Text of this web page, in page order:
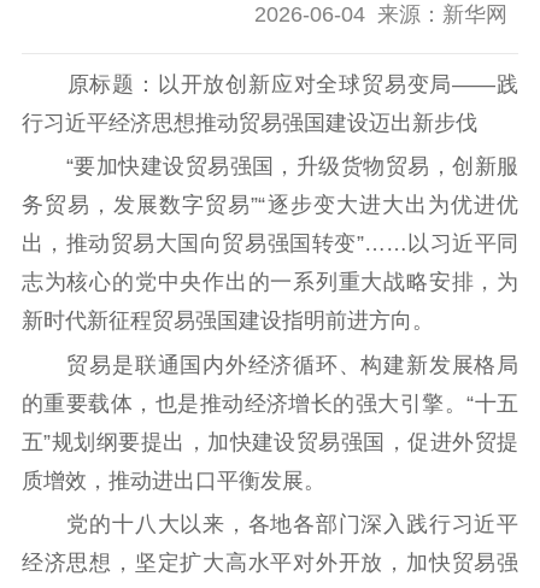
首页
江苏要闻
公示公告
2026-06-04 来源：新华网
原标题：以开放创新应对全球贸易变局——践
行习近平经济思想推动贸易强国建设迈出新步伐
“要加快建设贸易强国，升级货物贸易，创新服
务贸易，发展数字贸易”“逐步变大进大出为优进优
出，推动贸易大国向贸易强国转变”……以习近平同
志为核心的党中央作出的一系列重大战略安排，为
新时代新征程贸易强国建设指明前进方向。
贸易是联通国内外经济循环、构建新发展格局
的重要载体，也是推动经济增长的强大引擎。“十五
五”规划纲要提出，加快建设贸易强国，促进外贸提
质增效，推动进出口平衡发展。
党的十八大以来，各地各部门深入践行习近平
经济思想，坚定扩大高水平对外开放，加快贸易强